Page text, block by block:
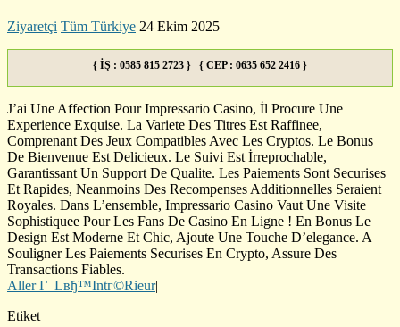
Ziyaretçi Tüm Türkiye 24 Ekim 2025
{ İŞ : 0585 815 2723 } { CEP : 0635 652 2416 }
J’ai Une Affection Pour Impressario Casino, İl Procure Une
Experience Exquise. La Variete Des Titres Est Raffinee,
Comprenant Des Jeux Compatibles Avec Les Cryptos. Le Bonus
De Bienvenue Est Delicieux. Le Suivi Est İrreprochable,
Garantissant Un Support De Qualite. Les Paiements Sont Securises
Et Rapides, Neanmoins Des Recompenses Additionnelles Seraient
Royales. Dans L’ensemble, Impressario Casino Vaut Une Visite
Sophistiquee Pour Les Fans De Casino En Ligne ! En Bonus Le
Design Est Moderne Et Chic, Ajoute Une Touche D’elegance. A
Souligner Les Paiements Securises En Crypto, Assure Des
Transactions Fiables.
Aller Г Lвђ™Intг©Rieur|
Etiket